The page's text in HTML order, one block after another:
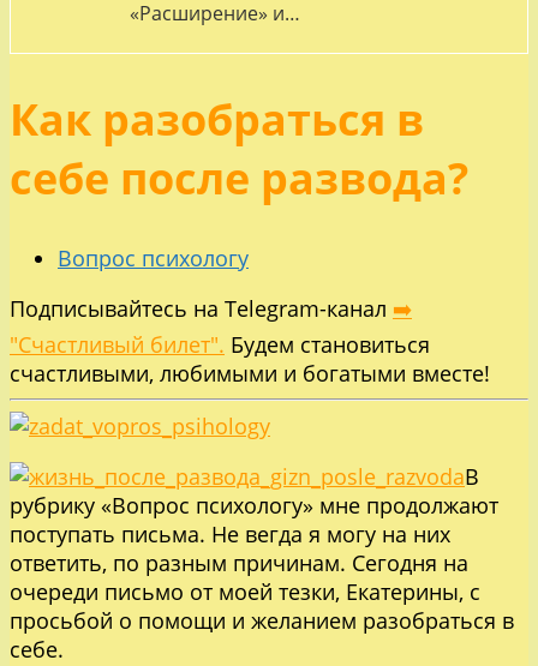
«Расширение» и…
Как разобраться в
себе после развода?
Вопрос психологу
Подписывайтесь на Telegram-канал ➡️
"Счастливый билет". Будем становиться
счастливыми, любимыми и богатыми вместе!
В
рубрику «Вопрос психологу» мне продолжают
поступать письма. Не вегда я могу на них
ответить, по разным причинам. Сегодня на
очереди письмо от моей тезки, Екатерины, с
просьбой о помощи и желанием разобраться в
себе.